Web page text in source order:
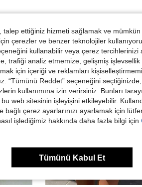
talep ettiğiniz hizmeti sağlamak ve
çerezler ve benzer teknolojiler
kullanabilir veya çerez tercihlerinizi
trafiği analiz etmemize, gelişmiş işlevsellik
için içeriği ve reklamları
“Tümünü Reddet” seçeneğini
kullanımına izin verirsiniz. Bunları
web sitesinin işleyişini etkileyebilir.
bağlı çerez ayarlarınızı ayarlamak için
işlediğimiz hakkında daha fazla bilgi için
Tümünü Kabul Et